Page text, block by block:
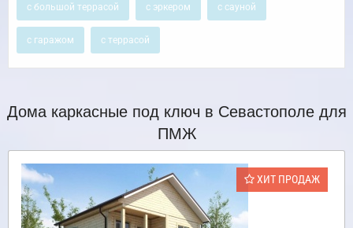
с большой террасой с эркером с сауной
с гаражом с террасой
Дома каркасные под ключ в Севастополе для
ПМЖ
ХИТ ПРОДАЖ